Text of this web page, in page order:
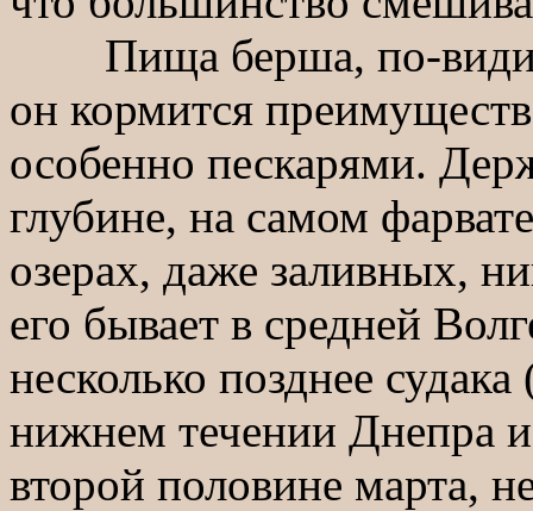
Пища берша, по-
он кормится
особенно пескарями.
глубине, на самом
озерах, даже заливных,
его бывает в средней
несколько позднее
нижнем течении Днепра
второй половине марта,